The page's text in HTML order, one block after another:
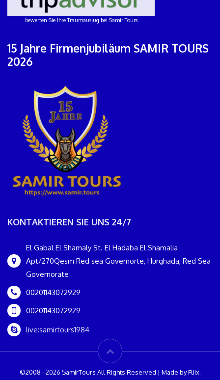
bewerten Sie Ihre Traumauslug bei Samir Tours
15 Jahre Firmenjubiläum SAMIR TOURS
2026
KONTAKTIEREN SIE UNS 24/7
El Gabal El Shamaly St. El Hadaba El Shamalia
Apt/270Qesm Red sea Governorte, Hurghada, Red Sea
Governorate
00201143072929
00201143072929
live:samirtours1984
©2008 - 2026 SamirTours All Rights Reserved | Made by Fliix.